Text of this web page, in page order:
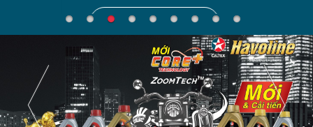
TÌM HIỂU THÊM